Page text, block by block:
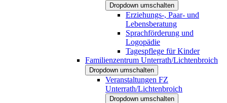
Dropdown umschalten
Erziehungs-, Paar- und
Lebensberatung
Sprachförderung und
Logopädie
Tagespflege für Kinder
Familienzentrum Unterrath/Lichtenbroich
Dropdown umschalten
Veranstaltungen FZ
Unterrath/Lichtenbroich
Dropdown umschalten